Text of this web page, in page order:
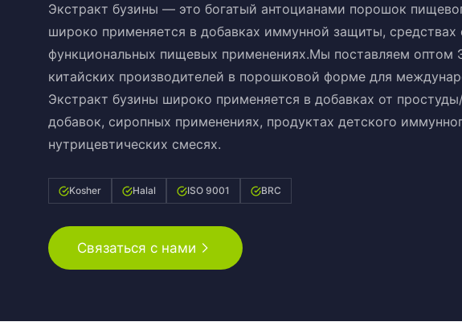
Экстракт бузины — это богатый антоцианами порошок
широко применяется в добавках иммунной защиты, средствах
функциональных пищевых применениях.Мы поставляем оптом
китайских производителей в порошковой форме для
Экстракт бузины широко применяется в добавках от
добавок, сиропных применениях, продуктах детского
нутрицевтических смесях.
Kosher Halal ISO 9001 BRC
Связаться с нами